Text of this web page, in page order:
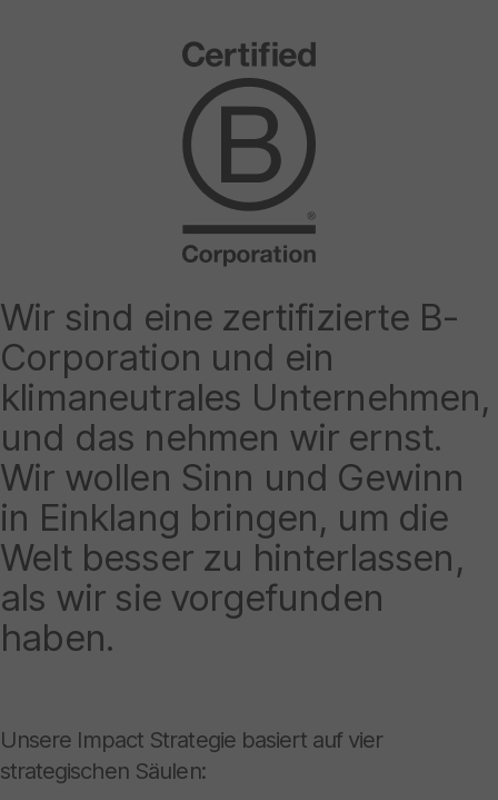
Wir sind eine zertifizierte B-
Corporation und ein
klimaneutrales Unternehmen,
und das nehmen wir ernst.
Wir wollen Sinn und Gewinn
in Einklang bringen, um die
Welt besser zu hinterlassen,
als wir sie vorgefunden
haben.
Unsere Impact Strategie basiert auf vier
strategischen Säulen: